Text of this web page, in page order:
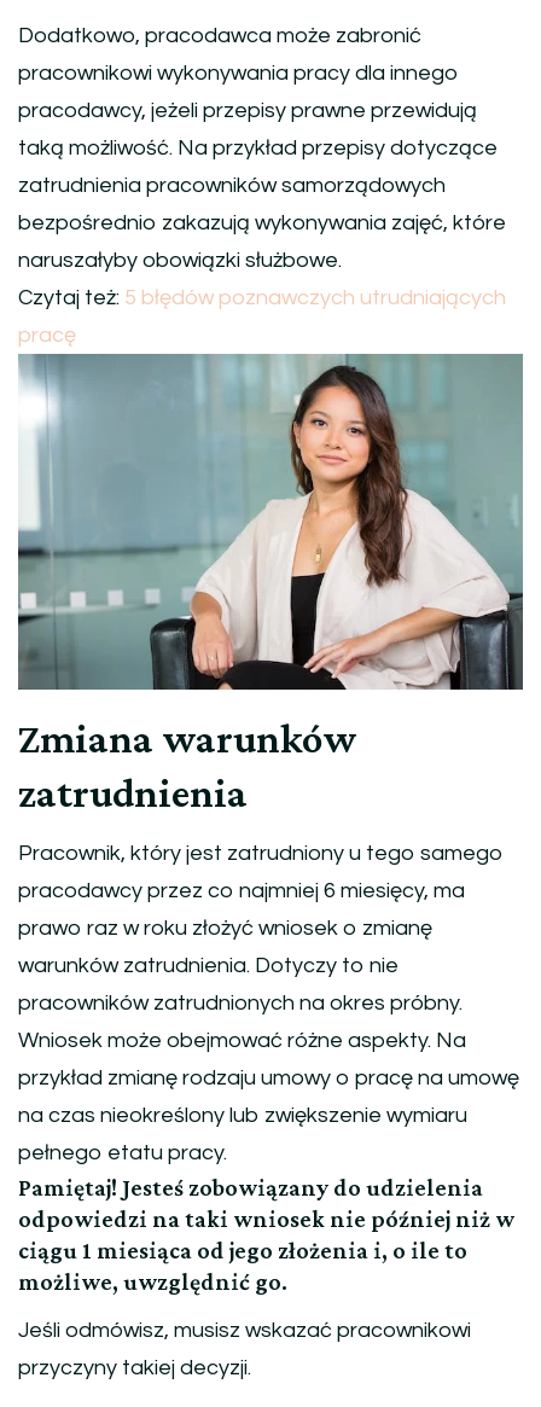
Dodatkowo, pracodawca może zabronić
pracownikowi wykonywania pracy dla innego
pracodawcy, jeżeli przepisy prawne przewidują
taką możliwość. Na przykład przepisy dotyczące
zatrudnienia pracowników samorządowych
bezpośrednio zakazują wykonywania zajęć, które
naruszałyby obowiązki służbowe.
Czytaj też: 5 błędów poznawczych utrudniających
pracę
Zmiana warunków
zatrudnienia
Pracownik, który jest zatrudniony u tego samego
pracodawcy przez co najmniej 6 miesięcy, ma
prawo raz w roku złożyć wniosek o zmianę
warunków zatrudnienia. Dotyczy to nie
pracowników zatrudnionych na okres próbny.
Wniosek może obejmować różne aspekty. Na
przykład zmianę rodzaju umowy o pracę na umowę
na czas nieokreślony lub zwiększenie wymiaru
pełnego etatu pracy.
Pamiętaj! Jesteś zobowiązany do udzielenia
odpowiedzi na taki wniosek nie później niż w
ciągu 1 miesiąca od jego złożenia i, o ile to
możliwe, uwzględnić go.
Jeśli odmówisz, musisz wskazać pracownikowi
przyczyny takiej decyzji.